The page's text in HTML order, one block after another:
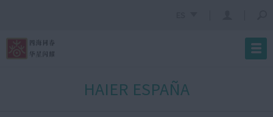
HAIER ESPAÑA